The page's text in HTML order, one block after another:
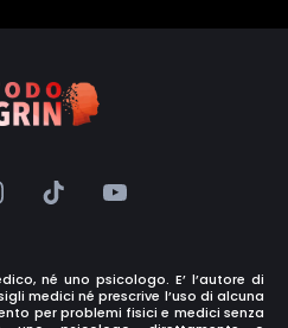
né uno psicologo. E’ l’autore di
medici né prescrive l’uso di alcuna
per problemi fisici e medici senza